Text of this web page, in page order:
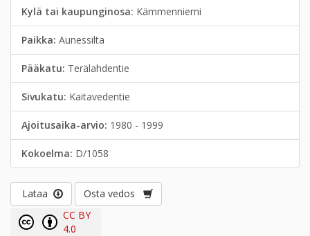
Kylä tai kaupunginosa: Kämmenniemi
Paikka: Aunessilta
Pääkatu: Terälahdentie
Sivukatu: Kaitavedentie
Ajoitusaika-arvio: 1980 - 1999
Kokoelma: D/1058
Lataa
Osta vedos
CC BY
4.0